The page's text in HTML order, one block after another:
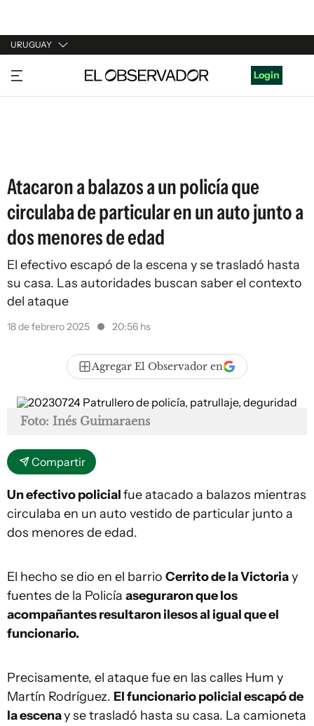
URUGUAY
URUGUAY
ARGENTINA
Login
Atacaron a balazos a un policía que
circulaba de particular en un auto junto a
dos menores de edad
El efectivo escapó de la escena y se trasladó hasta
su casa. Las autoridades buscan saber el contexto
del ataque
18 de febrero 2025 20:56 hs
Agregar El Observador en
Foto: Inés Guimaraens
Compartir
Un efectivo policialfue atacado a balazos mientras
circulaba en un auto vestido de particular junto a
dos menores de edad.
El hecho se dio en el barrio Cerrito de la Victoriay
fuentes de la Policía aseguraron que los
acompañantes resultaron ilesos al igual que el
funcionario.
Precisamente, el ataque fue en las calles Hum y
Martín Rodríguez. El funcionario policial escapó de
la escenay se trasladó hasta su casa. La camioneta